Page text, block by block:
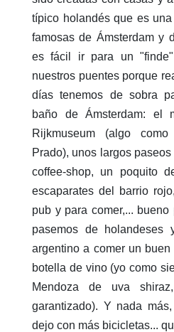
típico holandés que es
famosas de Ámsterdam y
es fácil ir para un
nuestros puentes porque
días tenemos de sobra
baño de Ámsterdam: el
Rijkmuseum (algo
Prado), unos largos
coffee-shop, un poquito
escaparates del barrio
pub y para comer,...
pasemos de
argentino a comer un
botella de vino (yo como
Mendoza de uva
garantizado). Y nada
dejo con más bicicletas...